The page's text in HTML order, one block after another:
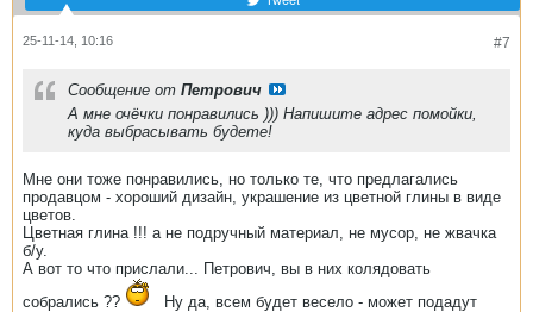
#7
25-11-14, 10:16
Сообщение от Петрович
А мне очёчки понравились ))) Напишите адрес помойки,
куда выбрасывать будете!
Мне они тоже понравились, но только те, что предлагались
продавцом - хороший дизайн, украшение из цветной глины в виде
цветов.
Цветная глина !!! а не подручный материал, не мусор, не жвачка
б/у.
А вот то что прислали... Петрович, вы в них колядовать
собрались ??
Ну да, всем будет весело - может подадут